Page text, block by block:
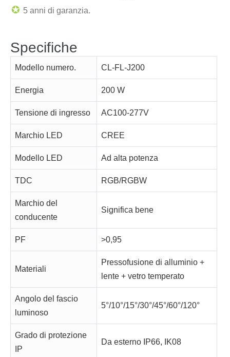
✪ 5 anni di garanzia.
Specifiche
Modello numero. CL-FL-J200
Energia 200 W
Tensione di ingresso AC100-277V
Marchio LED CREE
Modello LED Ad alta potenza
TDC RGB/RGBW
Marchio del
conducente
Significa bene
PF >0,95
Materiali
Pressofusione di alluminio +
lente + vetro temperato
Angolo del fascio
luminoso
5°/10°/15°/30°/45°/60°/120°
Grado di protezione
IP
Da esterno IP66, IK08